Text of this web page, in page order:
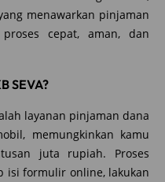
menawarkan pinjaman
cepat, aman, dan
SEVA?
layanan pinjaman dana
memungkinkan kamu
juta rupiah. Proses
isi formulir online, lakukan